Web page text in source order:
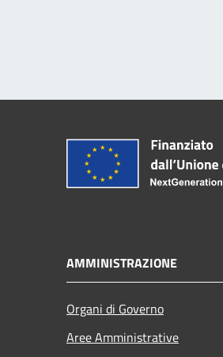
AMMINISTRAZIONE
Organi di Governo
Aree Amministrative